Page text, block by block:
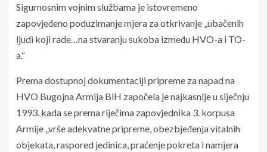
Sigurnosnim vojnim službama je istovremeno
zapovjeđeno poduzimanje mjera za otkrivanje „ubačenih
ljudi koji rade…na stvaranju sukoba između HVO-a i TO-
a.“
Prema dostupnoj dokumentaciji pripreme za napad na
HVO Bugojna Armija BiH započela je najkasnije u siječnju
1993. kada se prema riječima zapovjednika 3. korpusa
Armije „vrše adekvatne pripreme, obezbjeđenja vitalnih
objekata, raspored jedinica, praćenje pokreta i namjera